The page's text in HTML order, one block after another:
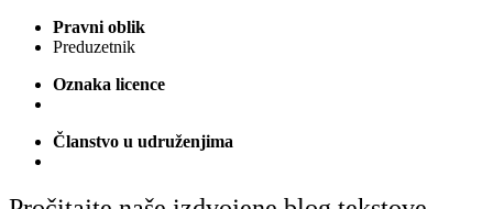
Pravni oblik
Preduzetnik
Oznaka licence
Članstvo u udruženjima